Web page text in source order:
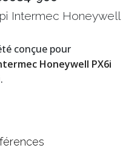
Intermec Honeywell
conçue pour
Honeywell PX6i